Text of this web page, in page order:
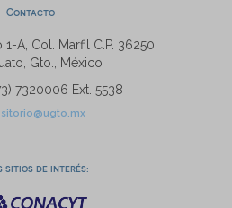
Contacto
1-A, Col. Marfil C.P. 36250
Gto., México
7320006 Ext. 5538
sitios de interés: